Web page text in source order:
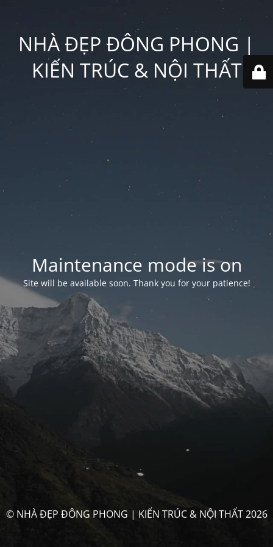
NHÀ ĐẸP ĐÔNG PHONG |
KIẾN TRÚC & NỘI THẤT
Maintenance mode is on
Site will be available soon. Thank you for your patience!
© NHÀ ĐẸP ĐÔNG PHONG | KIẾN TRÚC & NỘI THẤT 2026